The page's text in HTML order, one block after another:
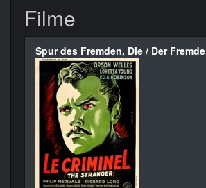
Filme
Spur des Fremden, Die / Der Fremde